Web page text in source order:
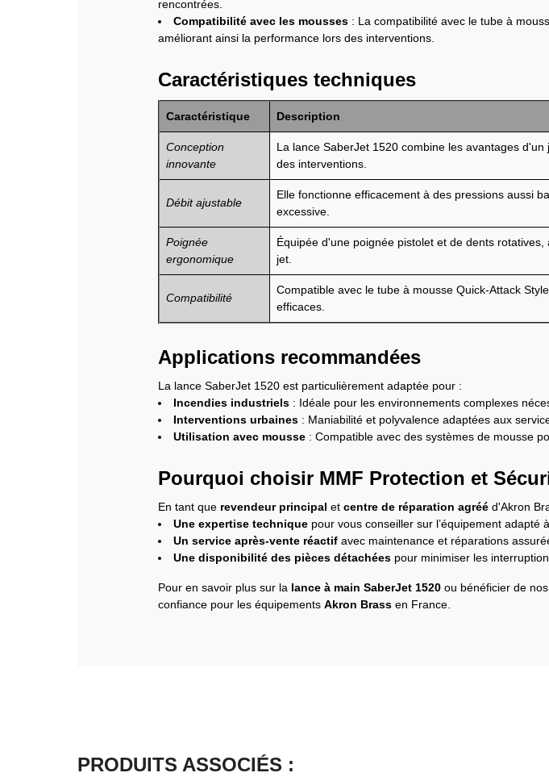
rencontrées.
Compatibilité avec les mousses : La compatibilité avec le tube à
améliorant ainsi la performance lors des interventions.
Caractéristiques techniques
Caractéristique Description
Conception
innovante
La lance SaberJet 1520 combine les avantages
des interventions.
Débit ajustable
Elle fonctionne efficacement à des pressions aussi
excessive.
Poignée
ergonomique
Équipée d'une poignée pistolet et de dents
jet.
Compatibilité
Compatible avec le tube à mousse Quick-Attack
efficaces.
Applications recommandées
La lance SaberJet 1520 est particulièrement adaptée pour :
Incendies industriels : Idéale pour les environnements complexes
Interventions urbaines : Maniabilité et polyvalence adaptées aux
Utilisation avec mousse : Compatible avec des systèmes de mousse
Pourquoi choisir MMF Protection et
En tant que revendeur principal et centre de réparation agréé d'Akron
Une expertise technique pour vous conseiller sur l’équipement adapté
Un service après-vente réactif avec maintenance et réparations
Une disponibilité des pièces détachées pour minimiser les
Pour en savoir plus sur la lance à main SaberJet 1520 ou bénéficier de
confiance pour les équipements Akron Brass en France.
PRODUITS ASSOCIÉS :